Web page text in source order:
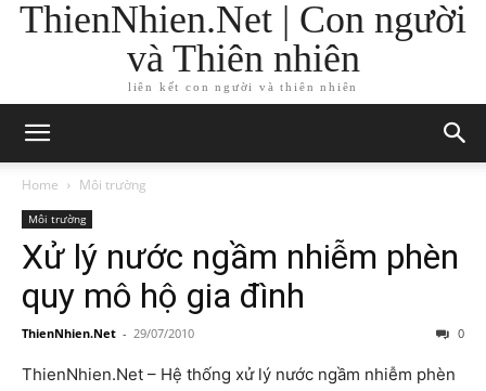
ThienNhien.Net | Con người
và Thiên nhiên
liên kết con người và thiên nhiên
Home Môi trường
Môi trường
Xử lý nước ngầm nhiễm phèn
quy mô hộ gia đình
ThienNhien.Net - 29/07/2010 0
ThienNhien.Net – Hệ thống xử lý nước ngầm nhiễm phèn